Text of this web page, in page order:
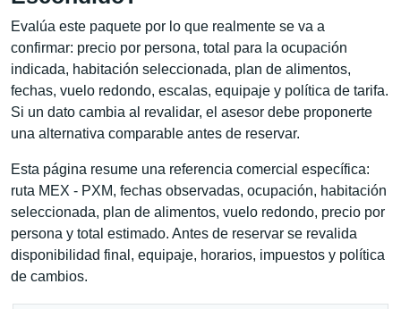
Evalúa este paquete por lo que realmente se va a
confirmar: precio por persona, total para la ocupación
indicada, habitación seleccionada, plan de alimentos,
fechas, vuelo redondo, escalas, equipaje y política de tarifa.
Si un dato cambia al revalidar, el asesor debe proponerte
una alternativa comparable antes de reservar.
Esta página resume una referencia comercial específica:
ruta MEX - PXM, fechas observadas, ocupación, habitación
seleccionada, plan de alimentos, vuelo redondo, precio por
persona y total estimado. Antes de reservar se revalida
disponibilidad final, equipaje, horarios, impuestos y política
de cambios.